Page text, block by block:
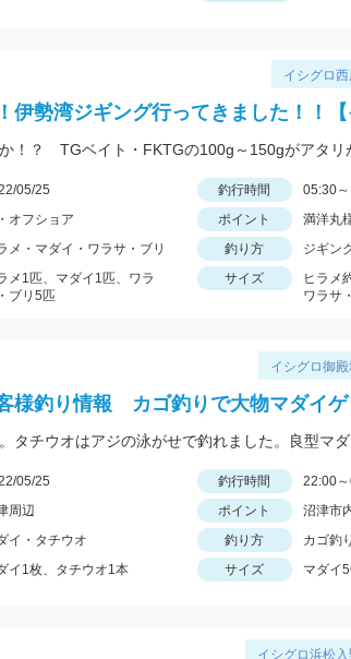
イシグロ
伊勢湾ジギング行ってきました！！【
！？ TGベイト・FKTGの100g～150gがアタリ
05/25 釣行時間
05:30
オフショア ポイント
満洋丸
メ・マダイ・ワラサ・ブリ 釣り方
ジギン
メ1匹、マダイ1匹、ワラ
ブリ5匹
サイズ
ヒラメ
ワラサ
イシグロ御
釣り情報 カゴ釣りで大物マダイゲ
05/25 釣行時間
22:00
周辺 ポイント
沼津市
イ・タチウオ 釣り方
カゴ釣り
イ1枚、タチウオ1本 サイズ マダイ
イシグロ浜松